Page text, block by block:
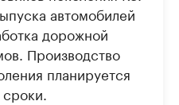
автомобилей
дорожной
Производство
планируется